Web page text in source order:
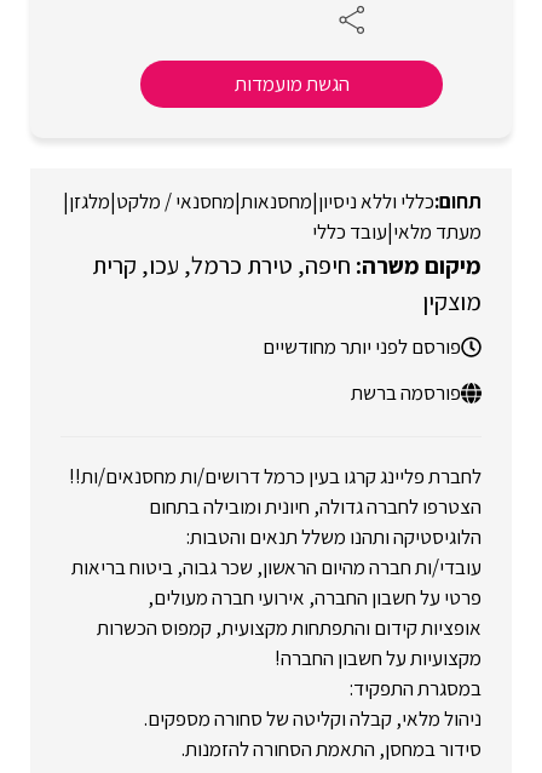
הגשת מועמדות
כללי וללא ניסיון|מחסנאות|מחסנאי / מלקט|מלגזן|
מעתד מלאי|עובד כללי
חיפה טירת כרמל עכו קרית
מוצקין
פורסם לפני יותר מחודשיים
פורסמה ברשת
לחברת פליינג קרגו בעין כרמל דרושים/ות מחסנאים/ות!!
הצטרפו לחברה גדולה, חיונית ומובילה בתחום
הלוגיסטיקה ותהנו משלל תנאים והטבות:
עובדי/ות חברה מהיום הראשון, שכר גבוה, ביטוח בריאות
פרטי על חשבון החברה, אירועי חברה מעולים,
אופציות קידום והתפתחות מקצועית, קמפוס הכשרות
מקצועיות על חשבון החברה!
במסגרת התפקיד:
ניהול מלאי, קבלה וקליטה של סחורה מספקים.
סידור במחסן, התאמת הסחורה להזמנות.